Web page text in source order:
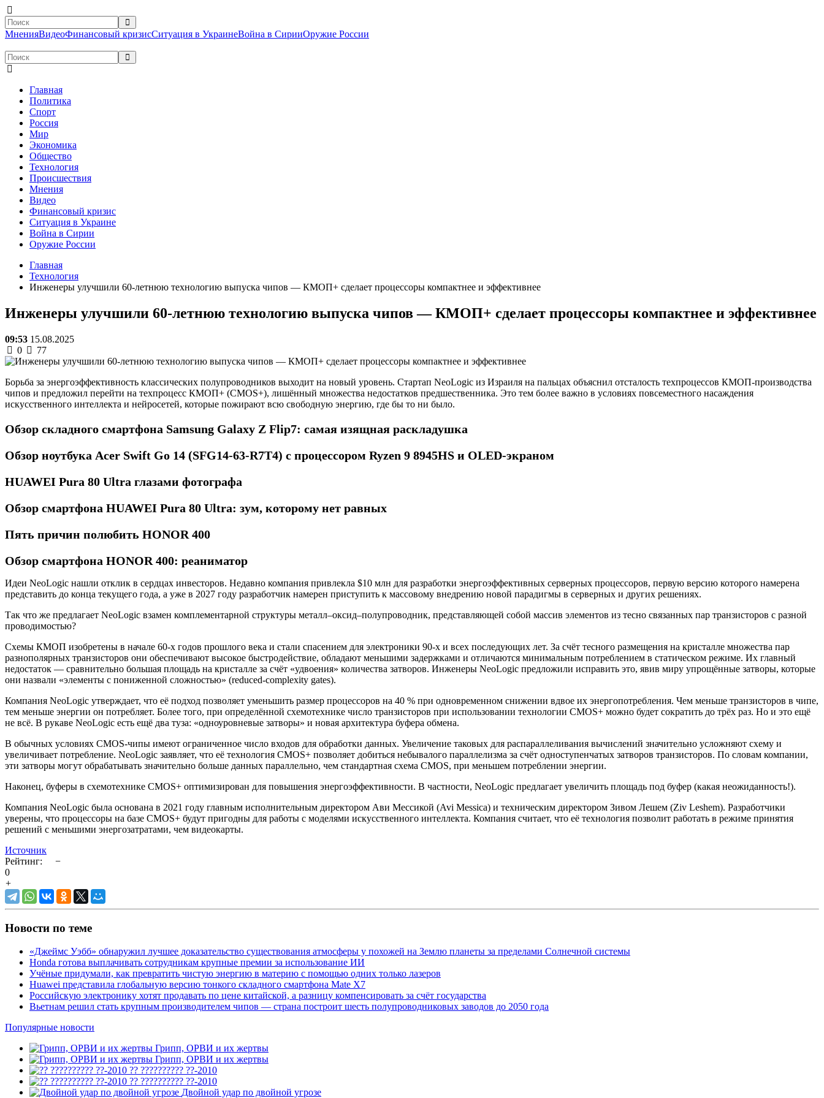
МненияВидеоФинансовый кризисСитуация в УкраинеВойна в СирииОружие России
Главная
Политика
Спорт
Россия
Мир
Экономика
Общество
Технология
Происшествия
Мнения
Видео
Финансовый кризис
Ситуация в Украине
Война в Сирии
Оружие России
Главная
Технология
Инженеры улучшили 60-летнюю технологию выпуска чипов — КМОП+ сделает процессоры компактнее и эффективнее
Инженеры улучшили 60-летнюю технологию выпуска чипов — КМОП+ сделает процессоры компактнее и эффективнее
09:53 15.08.2025
0
77
Борьба за энергоэффективность классических полупроводников выходит на новый уровень. Стартап NeoLogic из Израиля на пальцах объяснил отсталость техпроцессов КМОП-производства
чипов и предложил перейти на техпроцесс КМОП+ (CMOS+), лишённый множества недостатков предшественника. Это тем более важно в условиях повсеместного насаждения
искусственного интеллекта и нейросетей, которые пожирают всю свободную энергию, где бы то ни было.
Обзор складного смартфона Samsung Galaxy Z Flip7: самая изящная раскладушка
Обзор ноутбука Acer Swift Go 14 (SFG14-63-R7T4) с процессором Ryzen 9 8945HS и OLED-экраном
HUAWEI Pura 80 Ultra глазами фотографа
Обзор смартфона HUAWEI Pura 80 Ultra: зум, которому нет равных
Пять причин полюбить HONOR 400
Обзор смартфона HONOR 400: реаниматор
Идеи NeoLogic нашли отклик в сердцах инвесторов. Недавно компания привлекла $10 млн для разработки энергоэффективных серверных процессоров, первую версию которого намерена
представить до конца текущего года, а уже в 2027 году разработчик намерен приступить к массовому внедрению новой парадигмы в серверных и других решениях.
Так что же предлагает NeoLogic взамен комплементарной структуры металл–оксид–полупроводник, представляющей собой массив элементов из тесно связанных пар транзисторов с разной
проводимостью?
Схемы КМОП изобретены в начале 60-х годов прошлого века и стали спасением для электроники 90-х и всех последующих лет. За счёт тесного размещения на кристалле множества пар
разнополярных транзисторов они обеспечивают высокое быстродействие, обладают меньшими задержками и отличаются минимальным потреблением в статическом режиме. Их главный
недостаток — сравнительно большая площадь на кристалле за счёт «удвоения» количества затворов. Инженеры NeoLogic предложили исправить это, явив миру упрощённые затворы, которые
они назвали «элементы с пониженной сложностью» (reduced-complexity gates).
Компания NeoLogic утверждает, что её подход позволяет уменьшить размер процессоров на 40 % при одновременном снижении вдвое их энергопотребления. Чем меньше транзисторов в чипе,
тем меньше энергии он потребляет. Более того, при определённой схемотехнике число транзисторов при использовании технологии CMOS+ можно будет сократить до трёх раз. Но и это ещё
не всё. В рукаве NeoLogic есть ещё два туза: «одноуровневые затворы» и новая архитектура буфера обмена.
В обычных условиях CMOS-чипы имеют ограниченное число входов для обработки данных. Увеличение таковых для распараллеливания вычислений значительно усложняют схему и
увеличивает потребление. NeoLogic заявляет, что её технология CMOS+ позволяет добиться небывалого параллелизма за счёт одноступенчатых затворов транзисторов. По словам компании,
эти затворы могут обрабатывать значительно больше данных параллельно, чем стандартная схема CMOS, при меньшем потреблении энергии.
Наконец, буферы в схемотехнике CMOS+ оптимизирован для повышения энергоэффективности. В частности, NeoLogic предлагает увеличить площадь под буфер (какая неожиданность!).
Компания NeoLogic была основана в 2021 году главным исполнительным директором Ави Мессикой (Avi Messica) и техническим директором Зивом Лешем (Ziv Leshem). Разработчики
уверены, что процессоры на базе CMOS+ будут пригодны для работы с моделями искусственного интеллекта. Компания считает, что её технология позволит работать в режиме принятия
решений с меньшими энергозатратами, чем видеокарты.
Источник
Рейтинг: −
0
+
Новости по теме
«Джеймс Уэбб» обнаружил лучшее доказательство существования атмосферы у похожей на Землю планеты за пределами Солнечной системы
Honda готова выплачивать сотрудникам крупные премии за использование ИИ
Учёные придумали, как превратить чистую энергию в материю с помощью одних только лазеров
Huawei представила глобальную версию тонкого складного смартфона Mate X7
Российскую электронику хотят продавать по цене китайской, а разницу компенсировать за счёт государства
Вьетнам решил стать крупным производителем чипов — страна построит шесть полупроводниковых заводов до 2050 года
Популярные новости
Грипп, ОРВИ и их жертвы
Грипп, ОРВИ и их жертвы
?? ?????????? ??-2010
?? ?????????? ??-2010
Двойной удар по двойной угрозе